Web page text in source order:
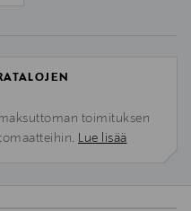
toimituksen
Lue lisää